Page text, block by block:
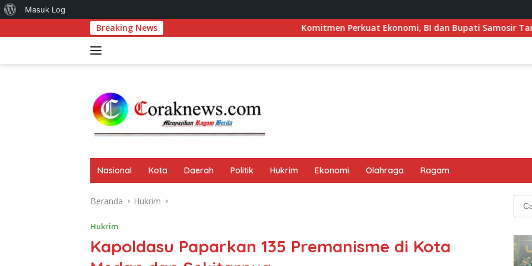
Tentang
Masuk Log
ke
Breaking News Komitmen Perkuat Ekonomi, BI dan Bupati Samosir Tandatangani
Nasional Kota Daerah Politik Hukrim Ekonomi Olahraga Ragam
Beranda Hukrim
Hukrim
Kapoldasu Paparkan 135 Premanisme di Kota
Cari
untuk: